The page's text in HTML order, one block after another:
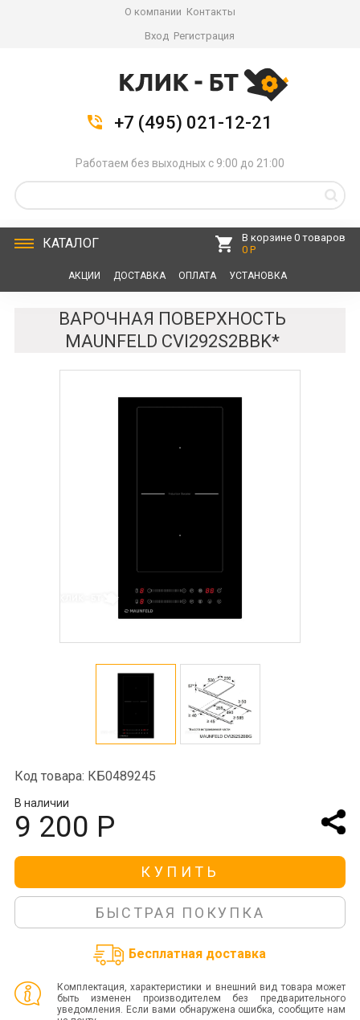
О компании Контакты
Вход Регистрация
+7 (495) 021-12-21
Работаем без выходных с 9:00 до 21:00
КАТАЛОГ
В корзине 0 товаров
0 Р
АКЦИИ ДОСТАВКА ОПЛАТА УСТАНОВКА
ВАРОЧНАЯ ПОВЕРХНОСТЬ
MAUNFELD CVI292S2BBK*
Код товара: КБ0489245
В наличии
9 200 Р
КУПИТЬ
БЫСТРАЯ ПОКУПКА
Бесплатная доставка
Комплектация, характеристики и внешний вид товара может
быть изменен производителем без предварительного
уведомления. Если вами обнаружена ошибка, сообщите нам